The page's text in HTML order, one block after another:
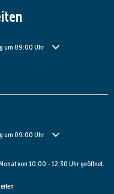
auszublenden
um 09:00 Uhr
auszublenden
um 09:00 Uhr
von 10:00 - 12:30 Uhr geöffnet.